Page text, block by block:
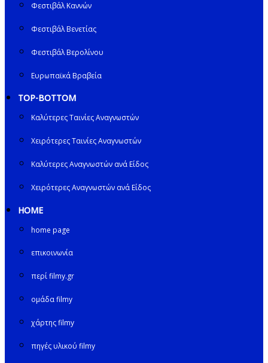
Φεστιβάλ Καννών
Φεστιβάλ Βενετίας
Φεστιβάλ Βερολίνου
Ευρωπαϊκά Βραβεία
TOP-BOTTOM
Καλύτερες Ταινίες Αναγνωστών
Χειρότερες Ταινίες Αναγνωστών
Καλύτερες Αναγνωστών ανά Είδος
Χειρότερες Αναγνωστών ανά Είδος
HOME
home page
επικοινωνία
περί filmy.gr
ομάδα filmy
χάρτης filmy
πηγές υλικού filmy